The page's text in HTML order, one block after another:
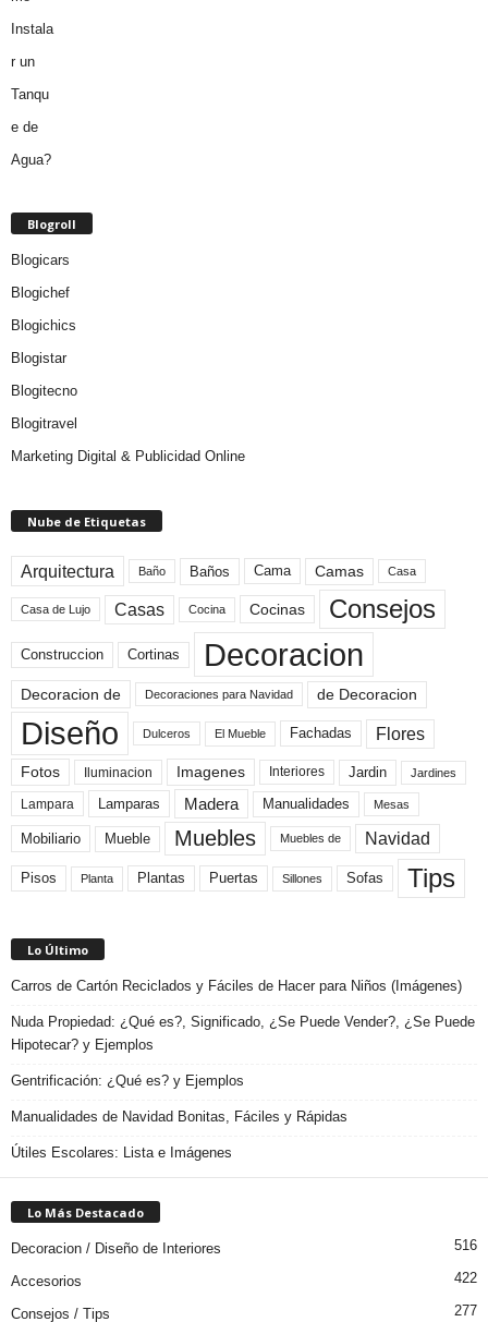
Blogroll
Blogicars
Blogichef
Blogichics
Blogistar
Blogitecno
Blogitravel
Marketing Digital & Publicidad Online
Nube de Etiquetas
Arquitectura Baño Baños Cama Camas Casa
Casa de Lujo Casas Cocina Cocinas Consejos
Construccion Cortinas Decoracion
Decoracion de Decoraciones para Navidad de Decoracion
Diseño Dulceros El Mueble Fachadas Flores
Fotos Iluminacion Imagenes Interiores Jardin Jardines
Lampara Lamparas Madera Manualidades Mesas
Mobiliario Mueble Muebles Muebles de Navidad
Pisos Planta Plantas Puertas Sillones Sofas Tips
Lo Último
Carros de Cartón Reciclados y Fáciles de Hacer para Niños (Imágenes)
Nuda Propiedad: ¿Qué es?, Significado, ¿Se Puede Vender?, ¿Se Puede
Hipotecar? y Ejemplos
Gentrificación: ¿Qué es? y Ejemplos
Manualidades de Navidad Bonitas, Fáciles y Rápidas
Útiles Escolares: Lista e Imágenes
Lo Más Destacado
Decoracion / Diseño de Interiores 516
Accesorios 422
Consejos / Tips 277